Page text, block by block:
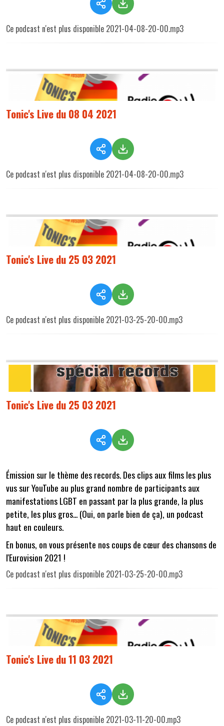
Ce podcast n'est plus disponible 2021-04-08-20-00.mp3
Tonic's Live du 08 04 2021
Ce podcast n'est plus disponible 2021-04-08-20-00.mp3
Tonic's Live du 25 03 2021
Ce podcast n'est plus disponible 2021-03-25-20-00.mp3
Tonic's Live du 25 03 2021
Émission sur le thème des records. Des clips aux films les plus
vus sur YouTube au plus grand nombre de participants aux
manifestations LGBT en passant par la plus grande, la plus
petite, les plus gros... (Oui, on parle bien de ça), un podcast
haut en couleurs.
En bonus, on vous présente nos coups de cœur des chansons de
l'Eurovision 2021 !
Ce podcast n'est plus disponible 2021-03-25-20-00.mp3
Tonic's Live du 11 03 2021
Ce podcast n'est plus disponible 2021-03-11-20-00.mp3